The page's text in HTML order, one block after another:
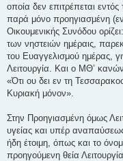
οποία δεν επιτρέπεται εντός
παρά μόνο προηγιασμένη
Οικουμενικής Συνόδου
των νηστειών ημέραις,
του Ευαγγελισμού ημέρας,
Λειτουργία. Και ο ΜΘ’
«Ότι ου δει εν τη
Κυριακή μόνον».
Στην Προηγιασμένη όμως
υγείας και υπέρ
ήδη έτοιμη, όπως και το
προηγούμενη θεία